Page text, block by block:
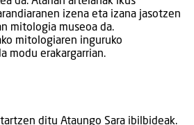
izena eta izana jasotzen
mitologia museoa da.
mitologiaren inguruko
modu erakargarrian.
ditu Ataungo Sara ibilbideak.